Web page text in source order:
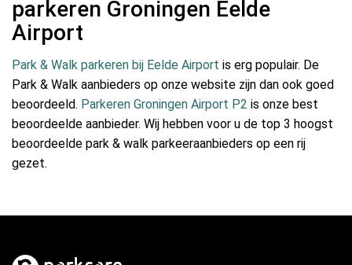
parkeren Groningen Eelde
Airport
Park & Walk parkeren bij Eelde Airport is erg populair. De
Park & Walk aanbieders op onze website zijn dan ook goed
beoordeeld. Parkeren Groningen Airport P2 is onze best
beoordeelde aanbieder. Wij hebben voor u de top 3 hoogst
beoordeelde park & walk parkeeraanbieders op een rij
gezet.